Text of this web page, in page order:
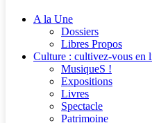
A la Une
Dossiers
Libres Propos
Culture : cultivez-vous en
MusiqueS !
Expositions
Livres
Spectacle
Patrimoine